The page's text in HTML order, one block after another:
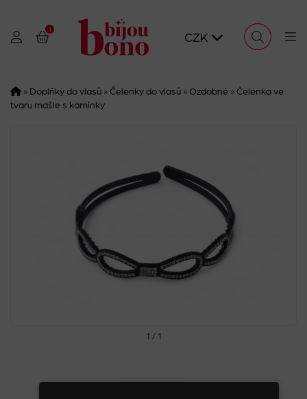
1
CZK
» Doplňky do vlasů» Čelenky do vlasů» Ozdobné » Čelenka ve
tvaru mašle s kamínky
1 / 1